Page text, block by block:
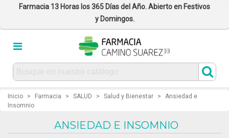
Farmacia 13 Horas los 365 Días del Año. Abierto en Festivos
y Domingos.
Inicio > Farmacia > SALUD > Salud y Bienestar >
Ansiedad e
Insomnio
ANSIEDAD E INSOMNIO